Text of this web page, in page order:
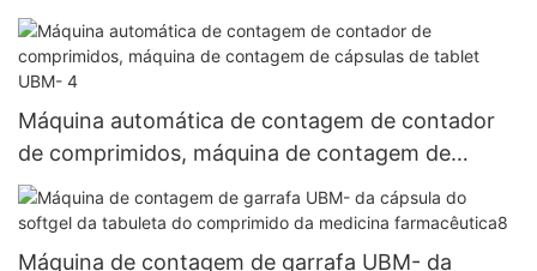
Máquina automática de contagem de contador
de comprimidos, máquina de contagem de
cápsulas de tablet UBM- 4
Máquina de contagem de garrafa UBM- da